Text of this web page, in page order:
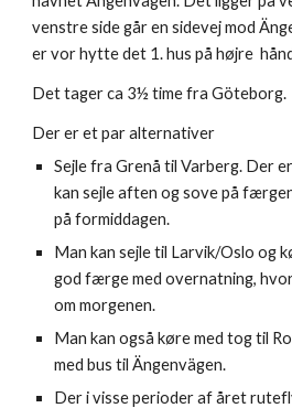
venstre side går en sidevej mod
er vor hytte det 1. hus på højre
Det tager ca 3½ time fra Göteborg.
Der er et par alternativer
Sejle fra Grenå til Varberg. Der
kan sejle aften og sove på
på formiddagen.
Man kan sejle til Larvik/Oslo og
god færge med overnatning,
om morgenen.
Man kan også køre med tog til
med bus til Ängenvägen.
Der i visse perioder af året